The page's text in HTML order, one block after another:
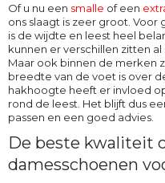
Of u nu een smalle of een
ons slaagt is zeer groot.
is de wijdte en leest heel
kunnen er verschillen zitten
Maar ook binnen de merken
breedte van de voet is over
hakhoogte heeft er invloed
rond de leest. Het blijft dus
passen en een goed advies.
De beste kwaliteit
damesschoenen